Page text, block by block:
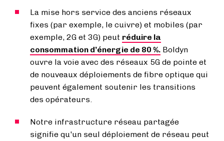
La mise hors service des anciens réseaux
fixes (par exemple, le cuivre) et mobiles (par
exemple, 2G et 3G) peut réduire la
consommation d’énergie de 80 %. Boldyn
ouvre la voie avec des réseaux 5G de pointe et
de nouveaux déploiements de fibre optique qui
peuvent également soutenir les transitions
des opérateurs.
Notre infrastructure réseau partagée
signifie qu'un seul déploiement de réseau peut